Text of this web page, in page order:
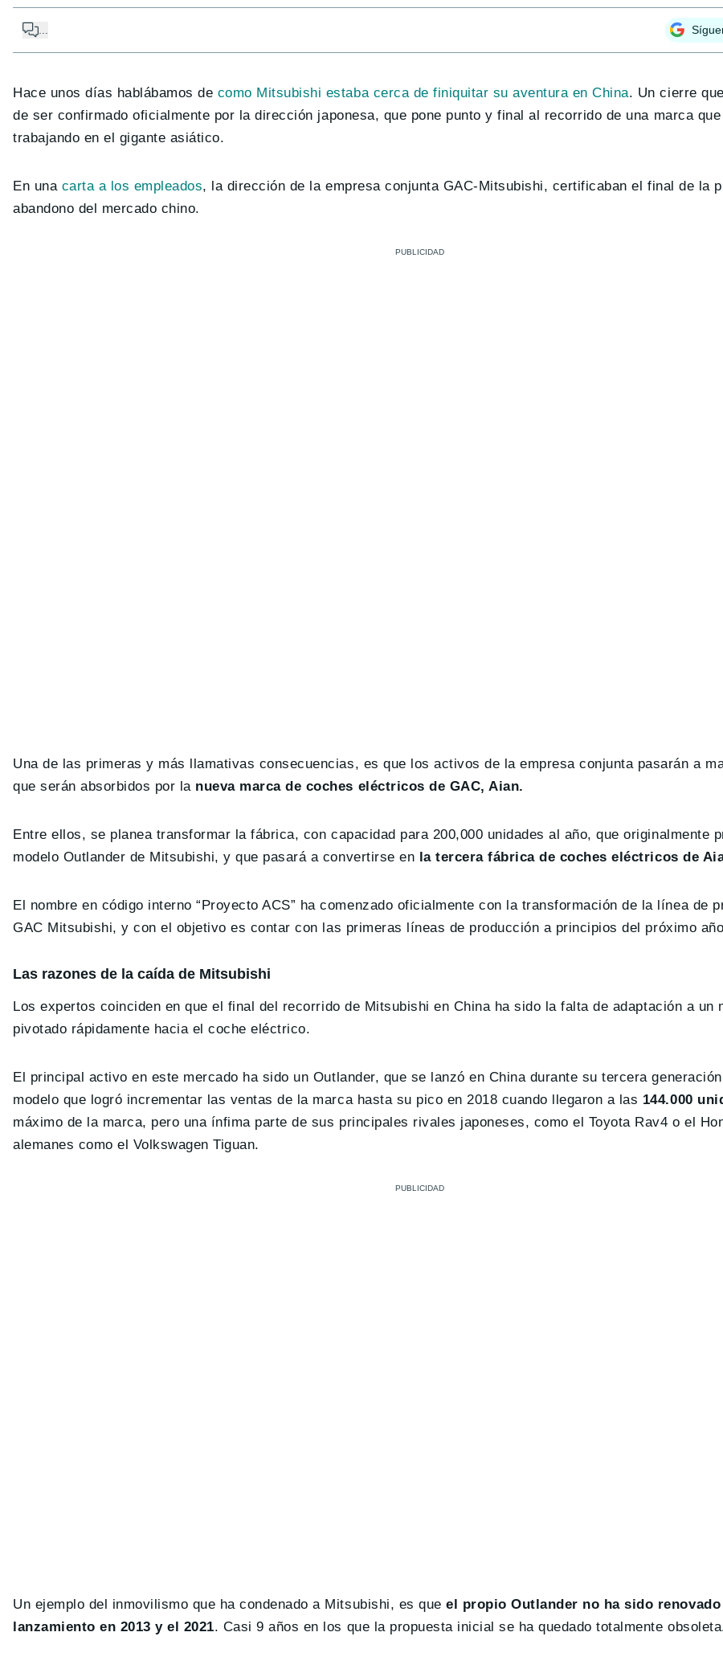
Hace unos días hablábamos de como Mitsubishi estaba cerca de finiquitar su aventura en China. Un cierre
de ser confirmado oficialmente por la dirección japonesa, que pone punto y final al recorrido de una marca
trabajando en el gigante asiático.
En una carta a los empleados, la dirección de la empresa conjunta GAC-Mitsubishi, certificaban el final de la
abandono del mercado chino.
Una de las primeras y más llamativas consecuencias, es que los activos de la empresa conjunta pasarán a
que serán absorbidos por la nueva marca de coches eléctricos de GAC, Aian.
Entre ellos, se planea transformar la fábrica, con capacidad para 200,000 unidades al año, que originalmente
modelo Outlander de Mitsubishi, y que pasará a convertirse en la tercera fábrica de coches eléctricos de
El nombre en código interno “Proyecto ACS” ha comenzado oficialmente con la transformación de la línea de
GAC Mitsubishi, y con el objetivo es contar con las primeras líneas de producción a principios del próximo
Las razones de la caída de Mitsubishi
Los expertos coinciden en que el final del recorrido de Mitsubishi en China ha sido la falta de adaptación a un
pivotado rápidamente hacia el coche eléctrico.
El principal activo en este mercado ha sido un Outlander, que se lanzó en China durante su tercera
modelo que logró incrementar las ventas de la marca hasta su pico en 2018 cuando llegaron a las 144.000
máximo de la marca, pero una ínfima parte de sus principales rivales japoneses, como el Toyota Rav4 o el
alemanes como el Volkswagen Tiguan.
Un ejemplo del inmovilismo que ha condenado a Mitsubishi, es queel propio Outlander no ha sido
lanzamiento en 2013 y el 2021. Casi 9 años en los que la propuesta inicial se ha quedado totalmente